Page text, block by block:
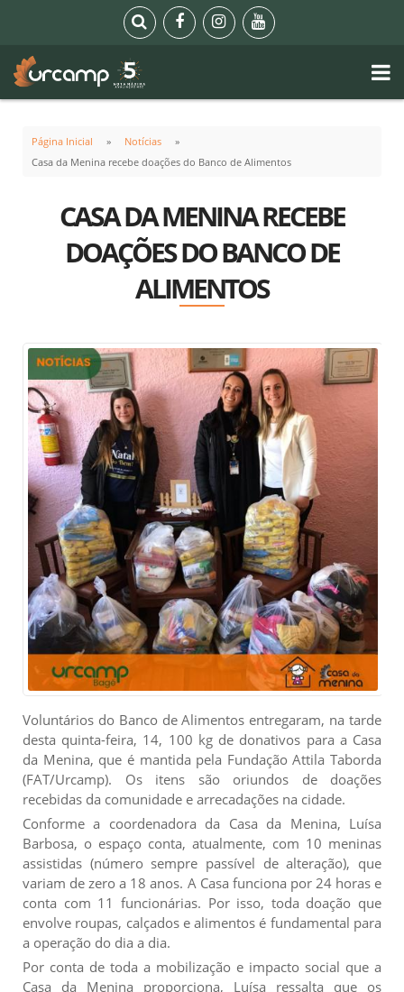
Página Inicial
Notícias
Casa da Menina recebe doações do Banco de Alimentos
CASA DA MENINA RECEBE
DOAÇÕES DO BANCO DE
ALIMENTOS
Voluntários do Banco de Alimentos entregaram, na tarde
desta quinta-feira, 14, 100 kg de donativos para a Casa
da Menina, que é mantida pela Fundação Attila Taborda
(FAT/Urcamp). Os itens são oriundos de doações
recebidas da comunidade e arrecadações na cidade.
Conforme a coordenadora da Casa da Menina, Luísa
Barbosa, o espaço conta, atualmente, com 10 meninas
assistidas (número sempre passível de alteração), que
variam de zero a 18 anos. A Casa funciona por 24 horas e
conta com 11 funcionárias. Por isso, toda doação que
envolve roupas, calçados e alimentos é fundamental para
a operação do dia a dia.
Por conta de toda a mobilização e impacto social que a
Casa da Menina proporciona, Luísa ressalta que os